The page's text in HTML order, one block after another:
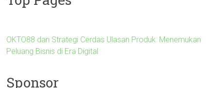
OKTO88 dan Strategi Cerdas Ulasan Produk: Menemukan
Peluang Bisnis di Era Digital
Sponsor